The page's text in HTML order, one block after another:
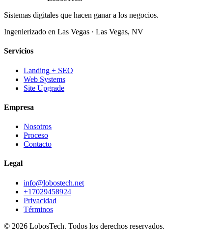
Sistemas digitales que hacen ganar a los negocios.
Ingenierizado en Las Vegas · Las Vegas, NV
Servicios
Landing + SEO
Web Systems
Site Upgrade
Empresa
Nosotros
Proceso
Contacto
Legal
info@lobostech.net
+17029458924
Privacidad
Términos
© 2026 LobosTech. Todos los derechos reservados.